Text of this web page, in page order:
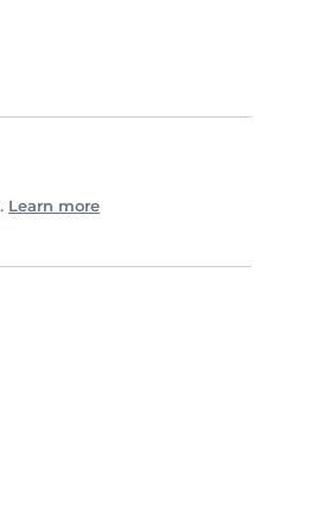
Learn more